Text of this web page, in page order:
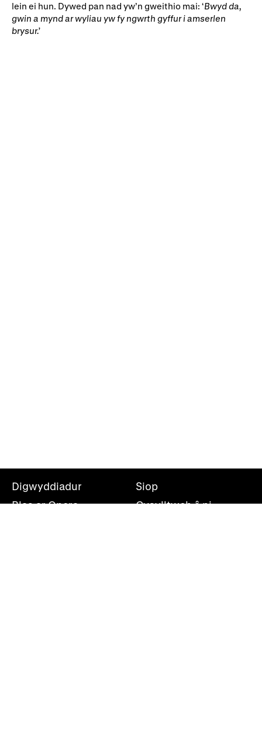
lein ei hun. Dywed pan nad yw’n gweithio mai: ‘Bwyd da,
gwin a mynd ar wyliau yw fy ngwrth gyffur i amserlen
brysur.’
Digwyddiadur
Blas ar Opera
Siop
Cysylltwch â ni